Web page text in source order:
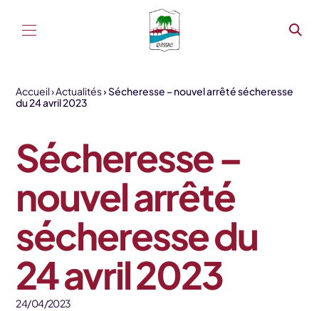
Accueil Actualités Sécheresse – nouvel arrêté sécheresse
du 24 avril 2023
Sécheresse –
nouvel arrêté
sécheresse du
24 avril 2023
24/04/2023